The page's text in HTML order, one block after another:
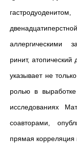
аллергическими
ринит,
указывает не
ролью в
исследованиях
соавторами,
прямая корреляция